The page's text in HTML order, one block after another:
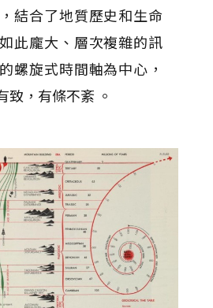
結合了地質歷史和生命
此龐大、層次複雜的訊
螺旋式時間軸為中心，
致，有條不紊 。